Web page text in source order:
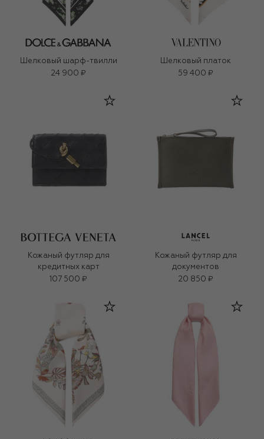
Шелковый шарф-твилли
24 900 ₽
Шелковый платок
59 400 ₽
Кожаный футляр для
кредитных карт
107 500 ₽
Кожаный футляр для
документов
20 850 ₽